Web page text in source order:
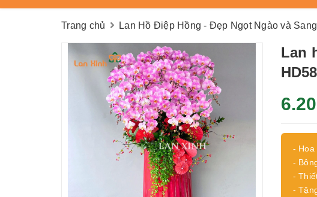
Trang chủ Lan Hồ Điệp Hồng - Đẹp Ngọt Ngào và
Lan
- Hoa
-
-
-